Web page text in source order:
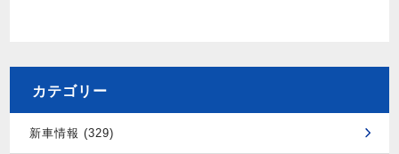
カテゴリー
新車情報 (329)